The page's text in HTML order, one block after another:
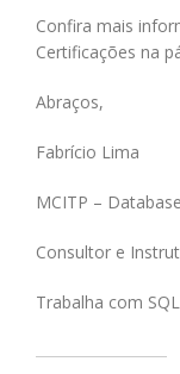
Confira mais
Certificações na
Abraços,
Fabrício Lima
MCITP –
Consultor e
Trabalha com